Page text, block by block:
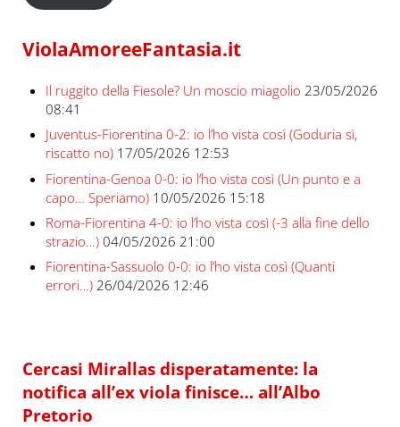
ViolaAmoreeFantasia.it
Il ruggito della Fiesole? Un moscio miagolio 23/05/2026
08:41
Juventus-Fiorentina 0-2: io l’ho vista così (Goduria sì,
riscatto no) 17/05/2026 12:53
Fiorentina-Genoa 0-0: io l’ho vista così (Un punto e a
capo… Speriamo) 10/05/2026 15:18
Roma-Fiorentina 4-0: io l’ho vista così (-3 alla fine dello
strazio…) 04/05/2026 21:00
Fiorentina-Sassuolo 0-0: io l’ho vista così (Quanti
errori…) 26/04/2026 12:46
Cercasi Mirallas disperatamente: la
notifica all’ex viola finisce… all’Albo
Pretorio